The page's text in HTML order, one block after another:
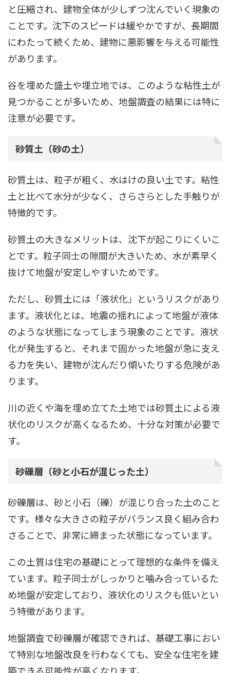
と圧縮され、建物全体が少しずつ沈んでいく現象の
ことです。沈下のスピードは緩やかですが、長期間
にわたって続くため、建物に悪影響を与える可能性
があります。
谷を埋めた盛土や埋立地では、このような粘性土が
見つかることが多いため、地盤調査の結果には特に
注意が必要です。
砂質土（砂の土）
砂質土は、粒子が粗く、水はけの良い土です。粘性
土と比べて水分が少なく、さらさらとした手触りが
特徴的です。
砂質土の大きなメリットは、沈下が起こりにくいこ
とです。粒子同士の隙間が大きいため、水が素早く
抜けて地盤が安定しやすいためです。
ただし、砂質土には「液状化」というリスクがあり
ます。液状化とは、地震の揺れによって地盤が液体
のような状態になってしまう現象のことです。液状
化が発生すると、それまで固かった地盤が急に支え
る力を失い、建物が沈んだり傾いたりする危険があ
ります。
川の近くや海を埋め立てた土地では砂質土による液
状化のリスクが高くなるため、十分な対策が必要で
す。
砂礫層（砂と小石が混じった土）
砂礫層は、砂と小石（礫）が混じり合った土のこと
です。様々な大きさの粒子がバランス良く組み合わ
さることで、非常に締まった状態になっています。
この土質は住宅の基礎にとって理想的な条件を備え
ています。粒子同士がしっかりと噛み合っているた
め地盤が安定しており、液状化のリスクも低いとい
う特徴があります。
地盤調査で砂礫層が確認できれば、基礎工事におい
て特別な地盤改良を行わなくても、安全な住宅を建